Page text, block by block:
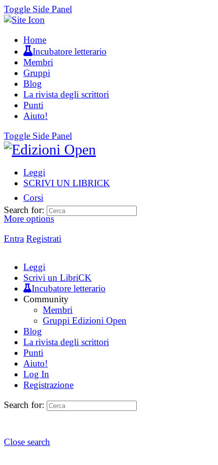
Toggle Side Panel
Home
Incubatore letterario
Membri
Gruppi
Blog
La rivista degli scrittori
Punti
Aiuto!
Toggle Side Panel
Leggi
SCRIVI UN LIBRICK
Corsi
More options
Entra Registrati
Search for:
Leggi
Scrivi un LibriCK
Incubatore letterario
Community
Membri
Gruppi Edizioni Open
Blog
La rivista degli scrittori
Punti
Aiuto!
Log In
Registrazione
Search for:
Close search